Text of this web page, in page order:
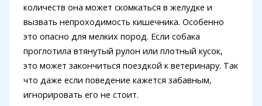
количеств она может скомкаться в желудке и
вызвать непроходимость кишечника. Особенно
это опасно для мелких пород. Если собака
проглотила втянутый рулон или плотный кусок,
это может закончиться поездкой к ветеринару. Так
что даже если поведение кажется забавным,
игнорировать его не стоит.